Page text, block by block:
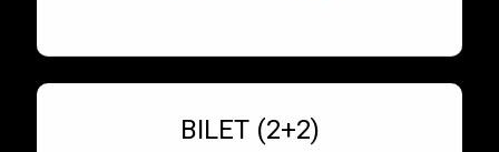
Bilet numer 3
Typ
BILET (2+2)